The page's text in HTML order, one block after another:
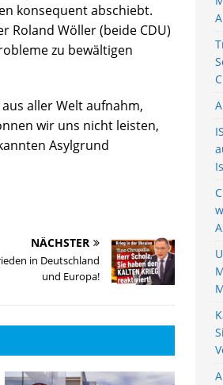
konsequent abschiebt.
Roland Wöller (beide CDU)
zu bewältigen
aller Welt aufnahm,
wir uns nicht leisten,
Asylgrund
NÄCHSTER
in Deutschland
und Europa!